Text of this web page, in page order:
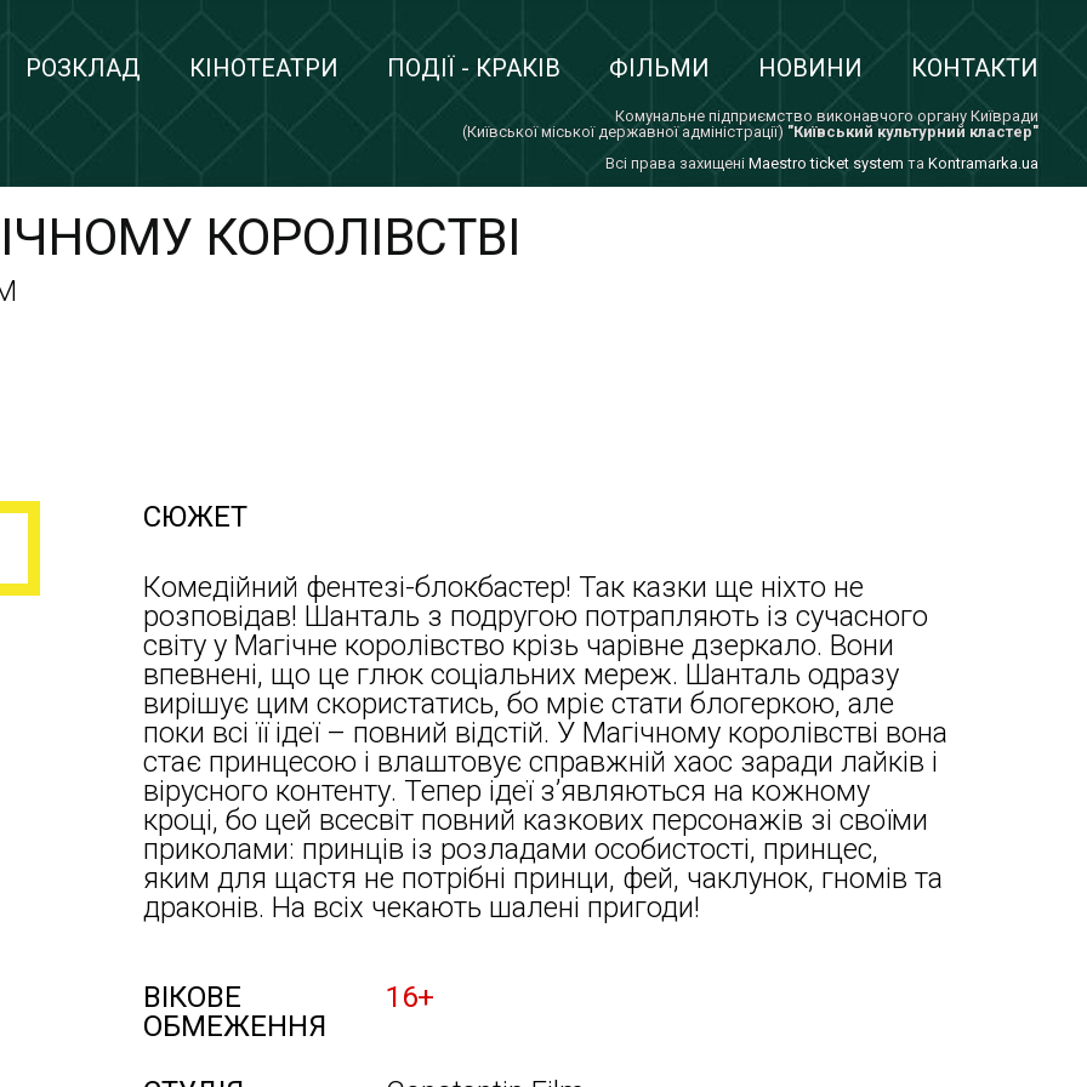
РОЗКЛАД КІНОТЕАТРИ ПОДІЇ - КРАКІВ ФІЛЬМИ НОВИНИ КОНТАКТИ
Комунальне підприємство виконавчого органу Київради
(Київської міської державної адміністрації) "Київський культурний кластер"
Всi права захищенi Maestro ticket system та Kontramarka.ua
КОРОЛІВСТВІ
СЮЖЕТ
Комедійний фентезі-блокбастер! Так казки ще ніхто не
розповідав! Шанталь з подругою потрапляють із сучасного
світу у Магічне королівство крізь чарівне дзеркало. Вони
впевнені, що це глюк соціальних мереж. Шанталь одразу
вирішує цим скористатись, бо мріє стати блогеркою, але
поки всі її ідеї – повний відстій. У Магічному королівстві вона
стає принцесою і влаштовує справжній хаос заради лайків і
вірусного контенту. Тепер ідеї з’являються на кожному
кроці, бо цей всесвіт повний казкових персонажів зі своїми
приколами: принців із розладами особистості, принцес,
яким для щастя не потрібні принци, фей, чаклунок, гномів та
драконів. На всіх чекають шалені пригоди!
ВІКОВЕ
ОБМЕЖЕННЯ
16+